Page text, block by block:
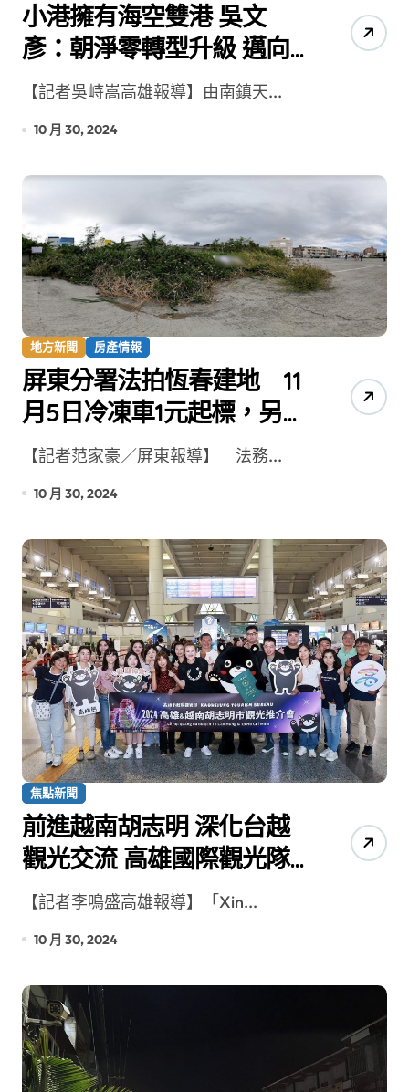
小港擁有海空雙港 吳文
彥：朝淨零轉型升級 邁向
「大港」目標
【記者吳峙嵩高雄報導】由南鎮天...
10 月 30, 2024
地方新聞 房產情報
屏東分署法拍恆春建地 11
月5日冷凍車1元起標，另有
魚塭地降價千萬求售
【記者范家豪／屏東報導】 法務...
10 月 30, 2024
焦點新聞
前進越南胡志明 深化台越
觀光交流 高雄國際觀光隊
拜會重量級單位
【記者李鳴盛高雄報導】「Xin...
10 月 30, 2024